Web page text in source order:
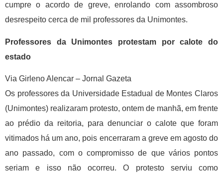
cumpre o acordo de greve, enrolando com assombroso
desrespeito cerca de mil professores da Unimontes.
Professores da Unimontes protestam por calote do
estado
Via Girleno Alencar – Jornal Gazeta
Os professores da Universidade Estadual de Montes Claros
(Unimontes) realizaram protesto, ontem de manhã, em frente
ao prédio da reitoria, para denunciar o calote que foram
vitimados há um ano, pois encerraram a greve em agosto do
ano passado, com o compromisso de que vários pontos
seriam e isso não ocorreu. O protesto serviu como